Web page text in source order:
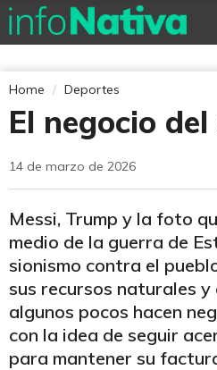
Home Deportes
El negocio
14 de marzo de 2026
Messi, Trump y la foto
medio de la guerra de
sionismo contra el
sus recursos naturales
algunos pocos hacen
con la idea de seguir
para mantener su